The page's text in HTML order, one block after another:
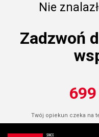
Nie
Zadzwoń
Twój opiekun czeka na